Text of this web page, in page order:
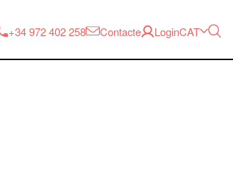
+34 972 402 258 Contacte LoginCAT